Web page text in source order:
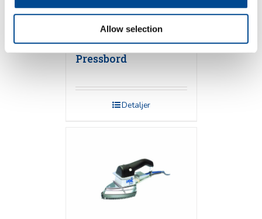
Allow selection
Primula Perfect PD
Pressbord
Detaljer